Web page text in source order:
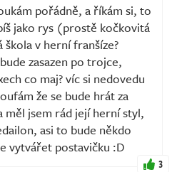
pořádně, a říkám si, to
jako rys (prostě kočkovitá
v herní franšíze?
zasazen po trojce,
co maj? víc si nedovedu
že se bude hrát za
měl jsem rád její herní styl,
asi to bude někdo
vytvářet postavičku :D
3